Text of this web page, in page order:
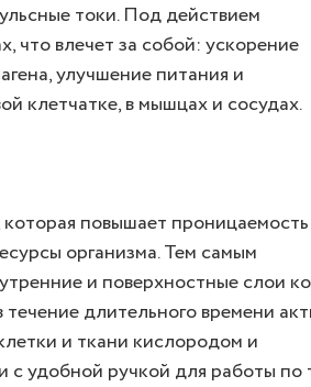
токи. Под действием
что влечет за собой: ускорение
улучшение питания и
клетчатке, в мышцах и сосудах.
которая повышает
организма. Тем самым
и поверхностные слои
длительного времени
и ткани кислородом и
удобной ручкой для работы по